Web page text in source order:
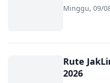
Minggu, 09/
Rute
2026